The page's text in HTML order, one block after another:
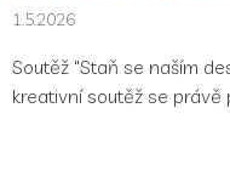
1.5.2026
Soutěž "Staň se naším
kreativní soutěž se právě